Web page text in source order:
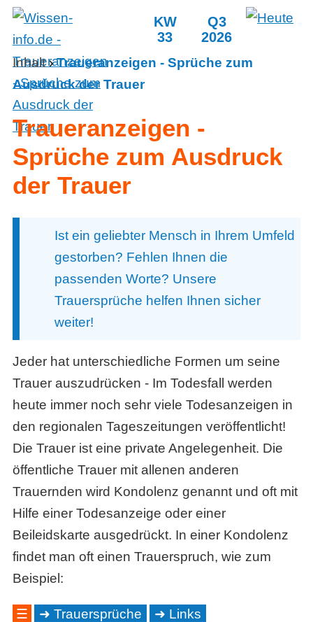
KW
33
Q3
2026
Inhalt›Traueranzeigen - Sprüche zum
Ausdruck der Trauer
Traueranzeigen -
Sprüche zum Ausdruck
der Trauer
Ist ein geliebter Mensch in Ihrem Umfeld
gestorben? Fehlen Ihnen die
passenden Worte? Unsere
Trauersprüche helfen Ihnen sicher
weiter!
Jeder hat unterschiedliche Formen um seine
Trauer auszudrücken - Im Todesfall werden
heute immer noch sehr viele Todesanzeigen in
den regionalen Tageszeitungen veröffentlicht!
Die Trauer ist eine private Angelegenheit. Die
öffentliche Trauer mit allenen anderen
Trauernden wird Kondolenz genannt und oft mit
Hilfe einer Todesanzeige oder einer
Beileidskarte ausgedrückt. In einer Kondolenz
findet man oft einen Trauerspruch, wie zum
Beispiel:
☰ Trauersprüche Links